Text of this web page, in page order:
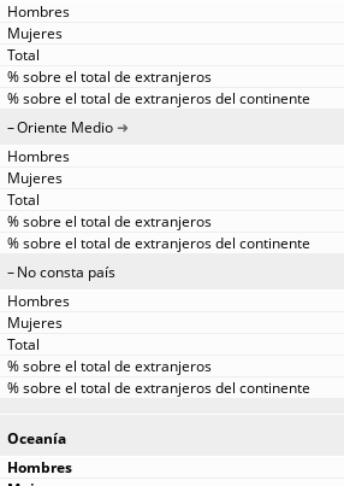
Oriente Medio
No consta país
Oceanía